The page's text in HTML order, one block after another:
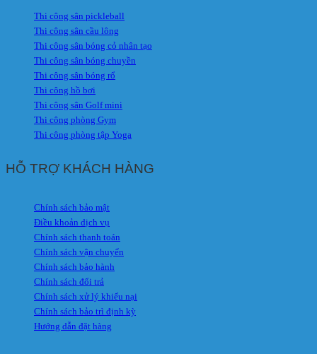
Thi công sân pickleball
Thi công sân cầu lông
Thi công sân bóng cỏ nhân tạo
Thi công sân bóng chuyền
Thi công sân bóng rổ
Thi công hồ bơi
Thi công sân Golf mini
Thi công phòng Gym
Thi công phòng tập Yoga
HỖ TRỢ KHÁCH HÀNG
Chính sách bảo mật
Điều khoản dịch vụ
Chính sách thanh toán
Chính sách vận chuyển
Chính sách bảo hành
Chính sách đổi trả
Chính sách xử lý khiếu nại
Chính sách bảo trì định kỳ
Hướng dẫn đặt hàng